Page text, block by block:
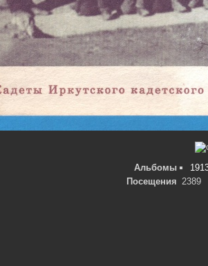
Альбомы
Посещения 2389